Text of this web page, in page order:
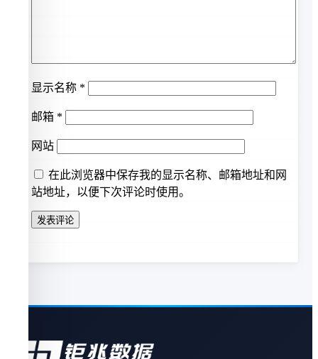
显示名称 *
邮箱 *
网站
在此浏览器中保存我的显示名称、邮箱地址和网
站地址，以便下次评论时使用。